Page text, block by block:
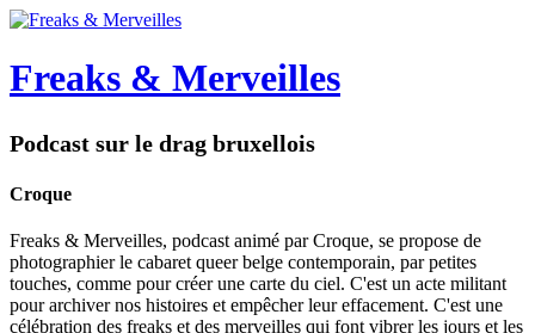
Freaks & Merveilles
Podcast sur le drag bruxellois
Croque
Freaks & Merveilles, podcast animé par Croque, se propose de
photographier le cabaret queer belge contemporain, par petites
touches, comme pour créer une carte du ciel. C'est un acte militant
pour archiver nos histoires et empêcher leur effacement. C'est une
célébration des freaks et des merveilles qui font vibrer les jours et les